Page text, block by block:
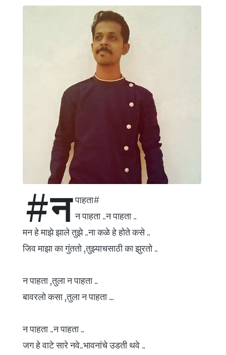
#न पाहता#
न पाहता ..न पाहता ..
मन हे माझे झाले तुझे ..ना कळे हे होते कसे ..
जिव माझा का गुंततो ,तुझ्याचसाठी का झुरतो ..
न पाहता ,तुला न पाहता ..
बावरलो कसा ,तुला न पाहता ...
न पाहता ..न पाहता ..
जग हे वाटे सारे नवे..भावनांचे उडती थवे ..